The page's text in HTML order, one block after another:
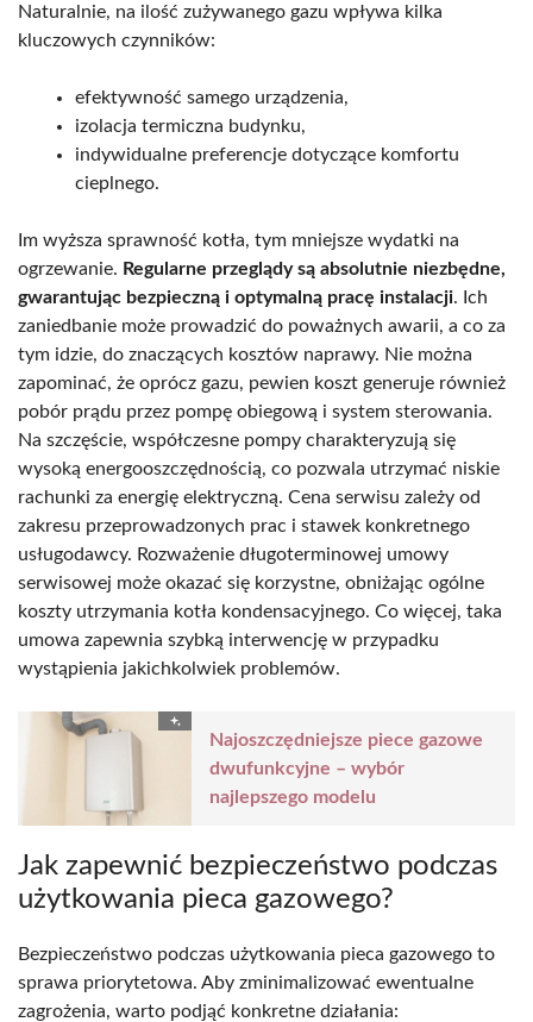
Naturalnie, na ilość zużywanego gazu wpływa kilka
kluczowych czynników:
efektywność samego urządzenia,
izolacja termiczna budynku,
indywidualne preferencje dotyczące komfortu
cieplnego.
Im wyższa sprawność kotła, tym mniejsze wydatki na
ogrzewanie. Regularne przeglądy są absolutnie niezbędne,
gwarantując bezpieczną i optymalną pracę instalacji. Ich
zaniedbanie może prowadzić do poważnych awarii, a co za
tym idzie, do znaczących kosztów naprawy. Nie można
zapominać, że oprócz gazu, pewien koszt generuje również
pobór prądu przez pompę obiegową i system sterowania.
Na szczęście, współczesne pompy charakteryzują się
wysoką energooszczędnością, co pozwala utrzymać niskie
rachunki za energię elektryczną. Cena serwisu zależy od
zakresu przeprowadzonych prac i stawek konkretnego
usługodawcy. Rozważenie długoterminowej umowy
serwisowej może okazać się korzystne, obniżając ogólne
koszty utrzymania kotła kondensacyjnego. Co więcej, taka
umowa zapewnia szybką interwencję w przypadku
wystąpienia jakichkolwiek problemów.
Najoszczędniejsze piece gazowe
dwufunkcyjne – wybór
najlepszego modelu
Jak zapewnić bezpieczeństwo podczas
użytkowania pieca gazowego?
Bezpieczeństwo podczas użytkowania pieca gazowego to
sprawa priorytetowa. Aby zminimalizować ewentualne
zagrożenia, warto podjąć konkretne działania: